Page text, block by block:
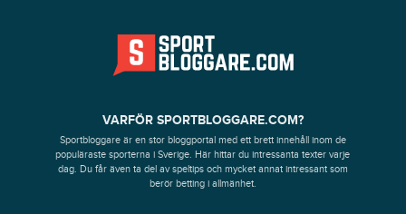
VARFÖR SPORTBLOGGARE.COM?
Sportbloggare är en stor bloggportal med ett brett innehåll inom de
populäraste sporterna i Sverige. Här hittar du intressanta texter varje
dag. Du får även ta del av speltips och mycket annat intressant som
berör betting i allmänhet.